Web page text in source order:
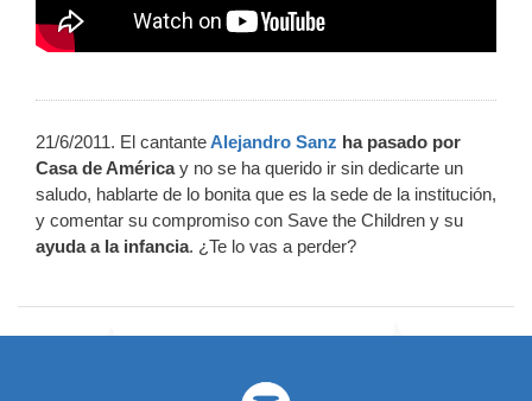
21/6/2011. El cantanteAlejandro Sanz ha pasado por
Casa de Américay no se ha querido ir sin dedicarte un
saludo, hablarte de lo bonita que es la sede de la institución,
y comentar su compromiso con Save the Children y su
ayuda a la infancia. ¿Te lo vas a perder?